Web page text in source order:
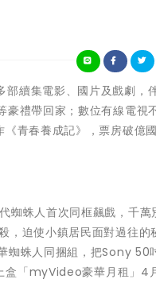
續集電影、國片及戲劇，
豪禮帶回家；數位有線電視
青春養成記》，票房破億
蜘蛛人首次同框飆戲，千萬
，迫使小鎮居民面對過往的
蜘蛛人同捆組，把Sony 50
盒「myVideo豪華月租」4